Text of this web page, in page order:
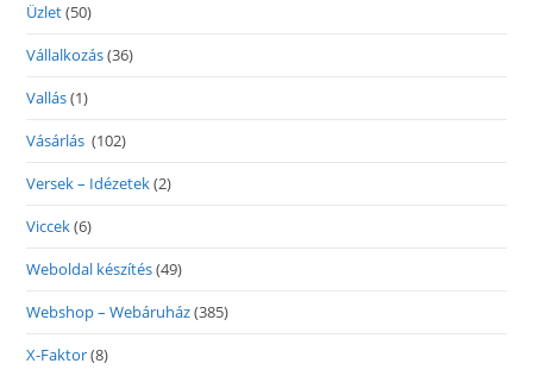
Üzlet(50)
Vállalkozás(36)
Vallás(1)
Vásárlás (102)
Versek – Idézetek(2)
Viccek(6)
Weboldal készítés(49)
Webshop – Webáruház(385)
X-Faktor(8)